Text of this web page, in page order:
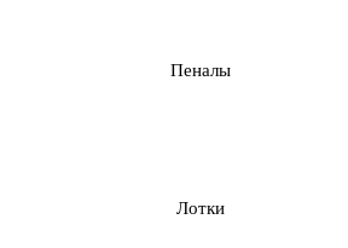
Пеналы
Лотки